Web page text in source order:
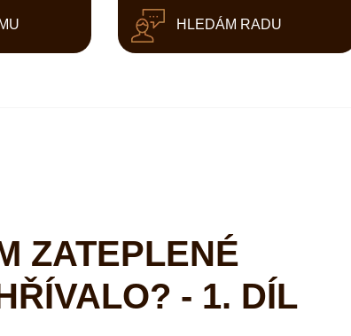
HLEDÁM RADU
ZATEPLENÉ
- 1. DÍL